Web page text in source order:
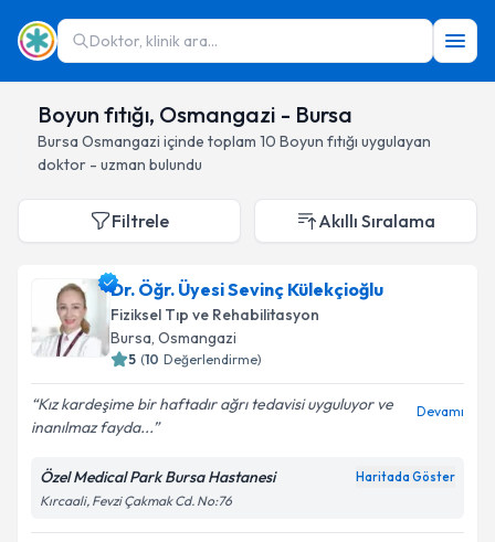
Doktor, klinik ara...
Boyun fıtığı, Osmangazi - Bursa
Bursa Osmangazi içinde toplam 10 Boyun fıtığı uygulayan
doktor - uzman bulundu
Filtrele Akıllı Sıralama
Dr. Öğr. Üyesi Sevinç Külekçioğlu
Fiziksel Tıp ve Rehabilitasyon
Bursa, Osmangazi
5 (10 Değerlendirme)
Kız kardeşime bir haftadır ağrı tedavisi uyguluyor ve
inanılmaz fayda...
Devamı
Özel Medical Park Bursa Hastanesi Haritada Göster
Kırcaali, Fevzi Çakmak Cd. No:76